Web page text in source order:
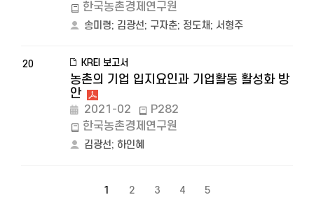
한국농촌경제연구원
송미령; 김광선; 구자춘; 정도채; 서형주
20 KREI 보고서
농촌의 기업 입지요인과 기업활동 활성화 방
안
2021-02
P282
한국농촌경제연구원
김광선; 하인혜
1 2 3 4 5